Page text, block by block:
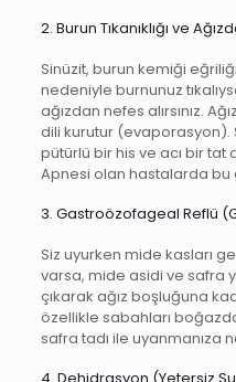
2. Burun Tıkanıklığı ve
Sinüzit, burun kemiği
nedeniyle burnunuz
ağızdan nefes alırsınız.
dili kurutur (evaporasyon).
pütürlü bir his ve acı bir tat
Apnesi olan hastalarda
3. Gastroözofageal Reflü
Siz uyurken mide kasları
varsa, mide asidi ve safra
çıkarak ağız boşluğuna
özellikle sabahları
safra tadı ile uyanmanıza